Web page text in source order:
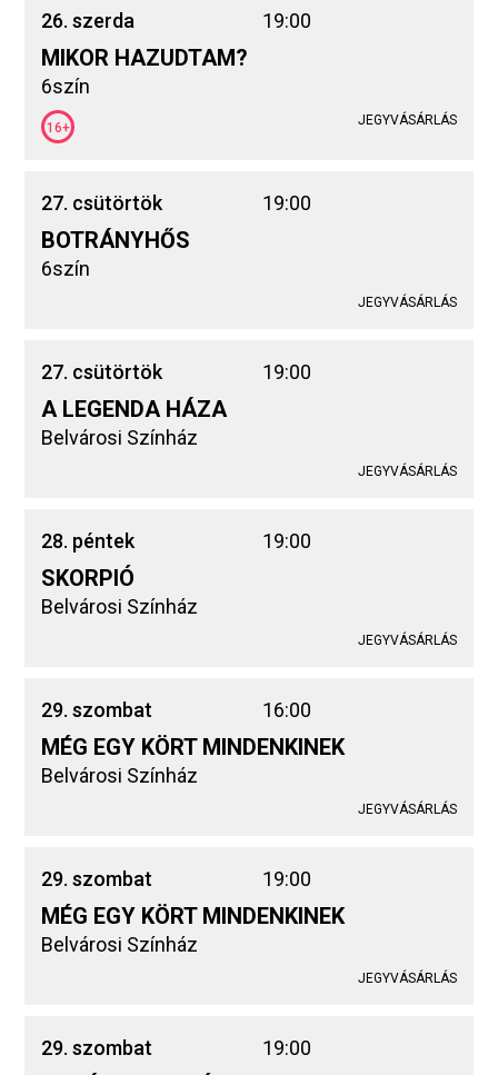
26. szerda 19:00
MIKOR HAZUDTAM?
6szín
16+ JEGYVÁSÁRLÁS
27. csütörtök 19:00
BOTRÁNYHŐS
6szín
JEGYVÁSÁRLÁS
27. csütörtök 19:00
A LEGENDA HÁZA
Belvárosi Színház
JEGYVÁSÁRLÁS
28. péntek 19:00
SKORPIÓ
Belvárosi Színház
JEGYVÁSÁRLÁS
29. szombat 16:00
MÉG EGY KÖRT MINDENKINEK
Belvárosi Színház
JEGYVÁSÁRLÁS
29. szombat 19:00
MÉG EGY KÖRT MINDENKINEK
Belvárosi Színház
JEGYVÁSÁRLÁS
29. szombat 19:00